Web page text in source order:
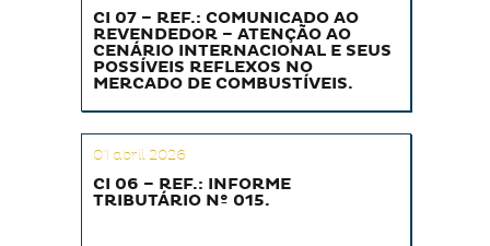
CI 07 – REF.: COMUNICADO AO
REVENDEDOR – ATENÇÃO AO
CENÁRIO INTERNACIONAL E SEUS
POSSÍVEIS REFLEXOS NO
MERCADO DE COMBUSTÍVEIS.
01 abril 2026
CI 06 – REF.: INFORME
TRIBUTÁRIO Nº 015.